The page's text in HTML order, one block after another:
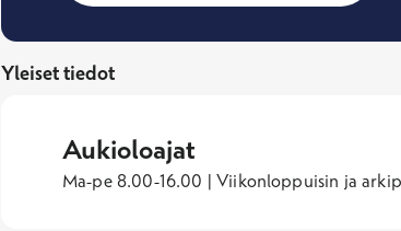
Yleiset tiedot
Aukioloajat
Ma-pe 8.00-16.00 | Viikonloppuisin ja